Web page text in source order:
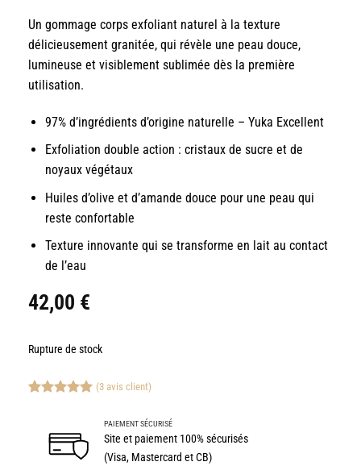
Un gommage corps exfoliant naturel à la texture
délicieusement granitée, qui révèle une peau douce,
lumineuse et visiblement sublimée dès la première
utilisation.
97% d’ingrédients d’origine naturelle – Yuka Excellent
Exfoliation double action : cristaux de sucre et de
noyaux végétaux
Huiles d’olive et d’amande douce pour une peau qui
reste confortable
Texture innovante qui se transforme en lait au contact
de l’eau
42,00 €
Rupture de stock
notations
client
(3avis client)
PAIEMENT SÉCURISÉ
Site et paiement 100% sécurisés
(Visa, Mastercard et CB)